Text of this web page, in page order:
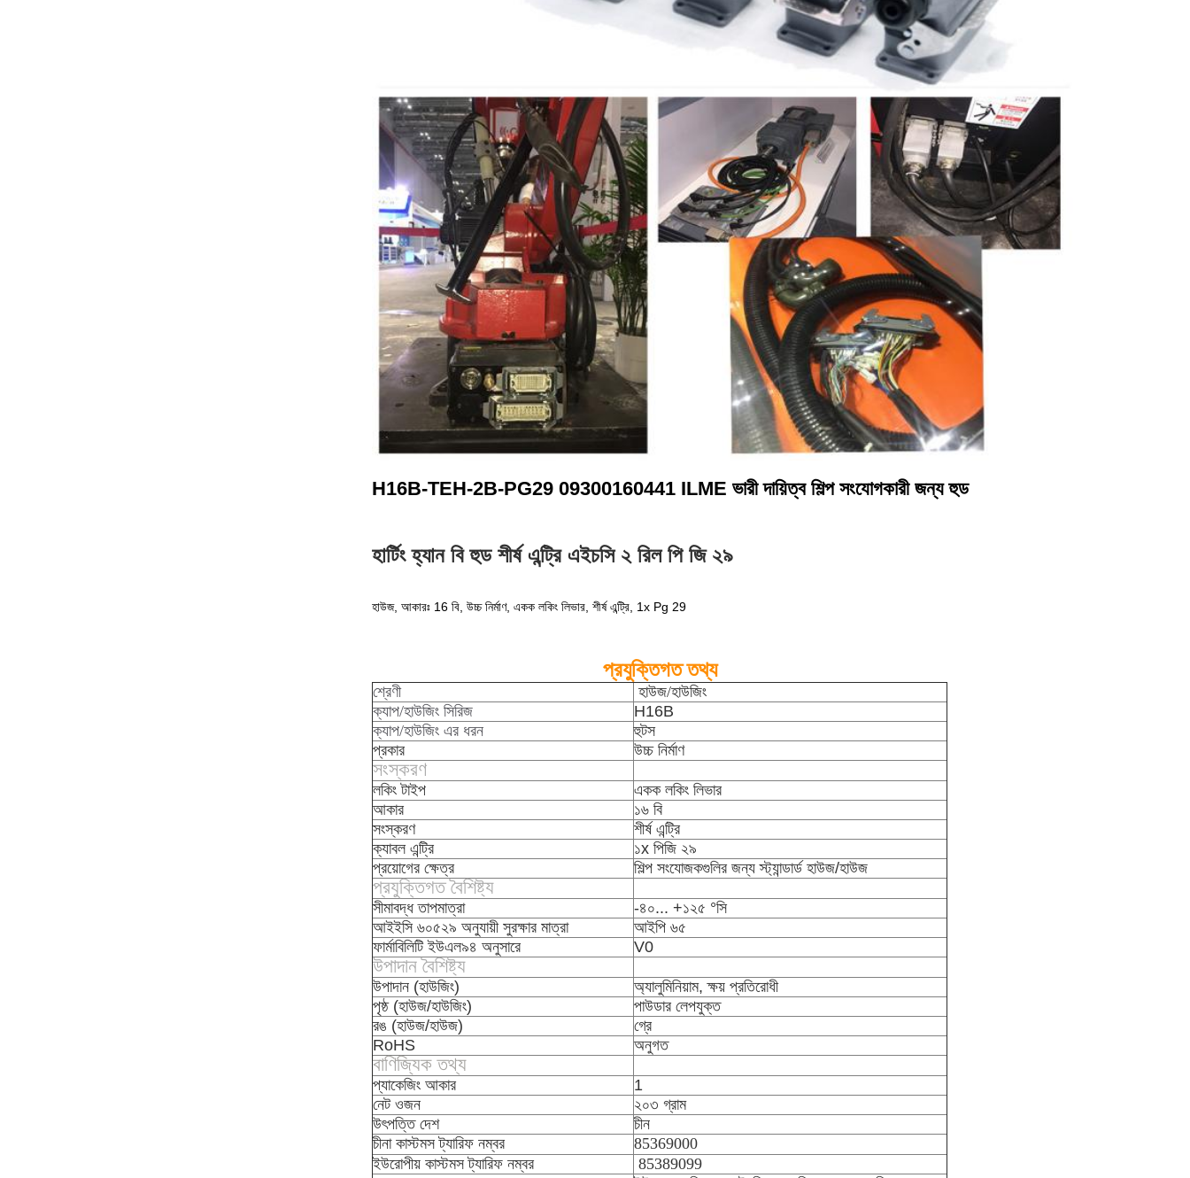
H16B-TEH-2B-PG29 09300160441 ILME ভারী দায়িত্ব শিল্প সংযোগকারী জন্য হুড
হার্টিং হ্যান বি হুড শীর্ষ এন্ট্রি এইচসি ২ রিল পি জি ২৯
হাউজ, আকারঃ 16 বি, উচ্চ নির্মাণ, একক লকিং লিভার, শীর্ষ এন্ট্রি, 1x Pg 29
প্রযুক্তিগত তথ্য
শ্রেণী
হাউজ/হাউজিং
ক্যাপ/হাউজিং সিরিজ
H16B
ক্যাপ/হাউজিং এর ধরন
হুটস
প্রকার
উচ্চ নির্মাণ
সংস্করণ
লকিং টাইপ
একক লকিং লিভার
আকার
১৬ বি
সংস্করণ
শীর্ষ এন্ট্রি
ক্যাবল এন্ট্রি
১x পিজি ২৯
প্রয়োগের ক্ষেত্র
শিল্প সংযোজকগুলির জন্য স্ট্যান্ডার্ড হাউজ/হাউজ
প্রযুক্তিগত বৈশিষ্ট্য
সীমাবদ্ধ তাপমাত্রা
-৪০... +১২৫ °সি
আইইসি ৬০৫২৯ অনুযায়ী সুরক্ষার মাত্রা
আইপি ৬৫
ফার্মাবিলিটি ইউএল৯৪ অনুসারে
V0
উপাদান বৈশিষ্ট্য
উপাদান (হাউজিং)
অ্যালুমিনিয়াম, ক্ষয় প্রতিরোধী
পৃষ্ঠ (হাউজ/হাউজিং)
পাউডার লেপযুক্ত
রঙ (হাউজ/হাউজ)
গ্রে
RoHS
অনুগত
বাণিজ্যিক তথ্য
প্যাকেজিং আকার
1
নেট ওজন
২০৩ গ্রাম
উৎপত্তি দেশ
চীন
চীনা কাস্টমস ট্যারিফ নম্বর
85369000
ইউরোপীয় কাস্টমস ট্যারিফ নম্বর
85389099